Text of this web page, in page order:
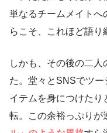
単なるチームメイトへ
らこそ、これほど語り
しかも、その後の二
た。堂々とSNSでツ
イテムを身につけたり
転。この余裕っぷりが